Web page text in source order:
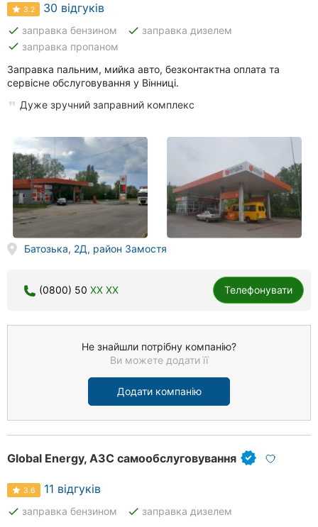
3.2 30 відгуків
done заправка бензином done заправка дизелем
done заправка пропаном
Заправка пальним, мийка авто, безконтактна оплата та
сервісне обслуговування у Вінниці.
Дуже зручний заправний комплекс
Батозька, 2Д, район Замостя
(0800) 50 XX XX Телефонувати
Не знайшли потрібну компанію?
Ви можете додати її
Додати компанію
Global Energy, АЗС самообслуговування
3.6 11 відгуків
done заправка бензином done заправка дизелем